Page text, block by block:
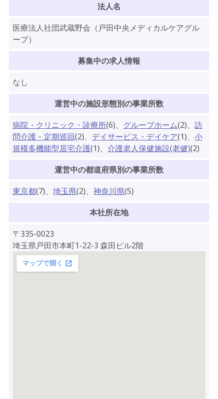
法人名
医療法人社団武蔵野会（戸田中央メディカルケアグル
ープ）
募集中の求人情報
なし
運営中の施設形態別の事業所数
病院・クリニック・診療所(6)、 グループホーム(2)、 訪
問介護・定期巡回(2)、 デイサービス・デイケア(1)、 小
規模多機能型居宅介護(1)、 介護老人保健施設(老健)(2)
運営中の都道府県別の事業所数
東京都(7)、 埼玉県(2)、 神奈川県(5)
本社所在地
〒 335-0023
埼玉県戸田市本町1-22-3 森田ビル2階